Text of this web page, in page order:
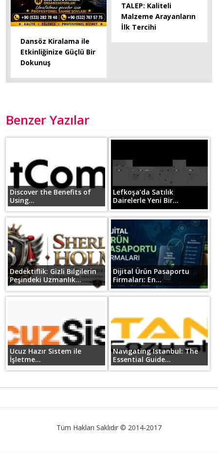
Dansöz Kiralama ile
Etkinliğinize Güçlü Bir
Dokunuş
TALEP: Kaliteli
Malzeme Arayanların
İlk Tercihi
Benzer Yazılar
Discover the Benefits of
Using...
Lefkoşa’da Satılık
Dairelerle Yeni Bir...
Dedektiflik: Gizli Bilgilerin
Peşindeki Uzmanlık...
Dijital Ürün Pasaportu
Firmaları: En...
Ucuz Hazır Sistem ile
İşletme...
Navigating Istanbul: The
Essential Guide...
Tüm Hakları Saklıdır © 2014-2017